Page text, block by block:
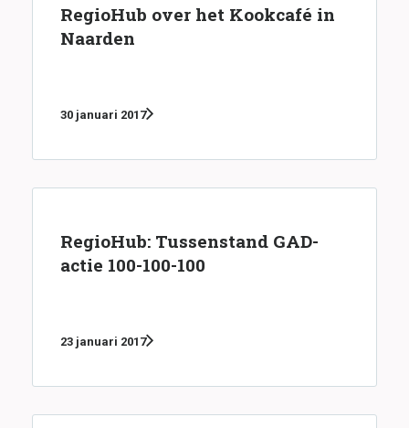
RegioHub over het Kookcafé in
Naarden
30 januari 2017
RegioHub: Tussenstand GAD-
actie 100-100-100
23 januari 2017